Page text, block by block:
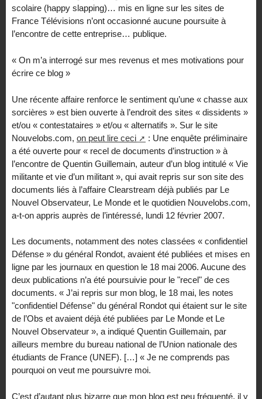
scolaire (happy slapping)… mis en ligne sur les sites de
France Télévisions n’ont occasionné aucune poursuite à
l’encontre de cette entreprise… publique.
« On m’a interrogé sur mes revenus et mes motivations pour
écrire ce blog »
Une récente affaire renforce le sentiment qu’une « chasse aux
sorcières » est bien ouverte à l’endroit des sites « dissidents »
et/ou « contestataires » et/ou « alternatifs ». Sur le site
Nouvelobs.com, on peut lire ceci
: Une enquête préliminaire
a été ouverte pour « recel de documents d’instruction » à
l’encontre de Quentin Guillemain, auteur d’un blog intitulé « Vie
militante et vie d’un militant », qui avait repris sur son site des
documents liés à l’affaire Clearstream déjà publiés par Le
Nouvel Observateur, Le Monde et le quotidien Nouvelobs.com,
a-t-on appris auprès de l’intéressé, lundi 12 février 2007.
Les documents, notamment des notes classées « confidentiel
Défense » du général Rondot, avaient été publiées et mises en
ligne par les journaux en question le 18 mai 2006. Aucune des
deux publications n’a été poursuivie pour le "recel" de ces
documents. « J’ai repris sur mon blog, le 18 mai, les notes
"confidentiel Défense" du général Rondot qui étaient sur le site
de l’Obs et avaient déjà été publiées par Le Monde et Le
Nouvel Observateur », a indiqué Quentin Guillemain, par
ailleurs membre du bureau national de l’Union nationale des
étudiants de France (UNEF). […] « Je ne comprends pas
pourquoi on veut me poursuivre moi.
C’est d’autant plus bizarre que mon blog est peu fréquenté, il y